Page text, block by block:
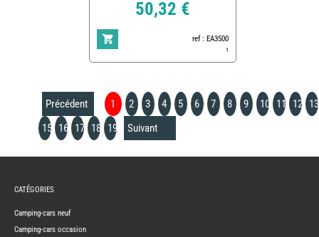
50,32 €
ref : EA3500
1
Précédent 1 2 3 4 5 6 7 8 9 10 11 12
13
15
16 17 18 19 Suivant
CAMPING-
NEUFS
CAMPING-
CATÉGORIES
Camping-cars neuf
Camping-cars occasion